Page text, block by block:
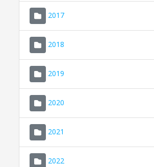
2017
2018
2019
2020
2021
2022